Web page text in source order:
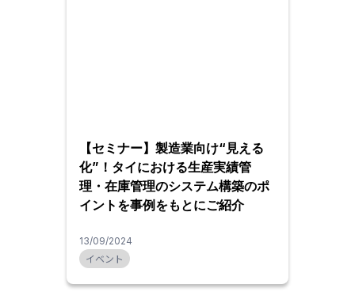
【セミナー】製造業向け“見える
化”！タイにおける生産実績管
理・在庫管理のシステム構築のポ
イントを事例をもとにご紹介
13/09/2024
イベント